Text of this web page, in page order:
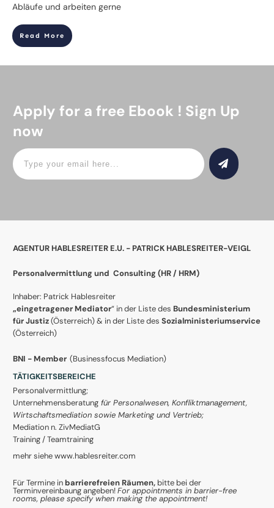
Abläufe und arbeiten gerne
Read More
Apply for a free Ebook ! Sign Up
now
AGENTUR HABLESREITER E.U. - PATRICK HABLESREITER-VEIGL
Personalvermittlung und Consulting (HR / HRM)
Inhaber: Patrick Hablesreiter
„eingetragener Mediator“ in der Liste des Bundesministerium
für Justiz(Österreich) & in der Liste des Sozialministeriumservice
(Österreich)
BNI - Member (Businessfocus Mediation)
TÄTIGKEITSBEREICHE
Personalvermittlung;
Unternehmensberatung für Personalwesen, Konfliktmanagement,
Wirtschaftsmediation sowie Marketing und Vertrieb;
Mediation n. ZivMediatG
Training / Teamtraining
mehr siehe www.hablesreiter.com
Für Termine inbarrierefreien Räumen, bitte bei der
Terminvereinbaung angeben!For appointments in barrier-free
rooms, please specify when making the appointment!